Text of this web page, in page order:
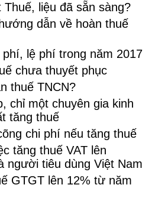
liệu đã sẵn sàng?
dẫn về hoàn thuế
lệ phí trong năm 2017
chưa thuyết phục
thuế TNCN?
chỉ một chuyên gia kinh
tăng thuế
chi phí nếu tăng thuế
tăng thuế VAT lên
người tiêu dùng Việt Nam
GTGT lên 12% từ năm